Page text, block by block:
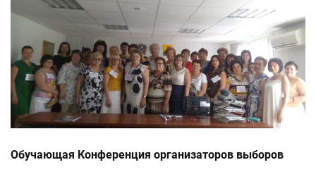
Обучающая Конференция организаторов выборов